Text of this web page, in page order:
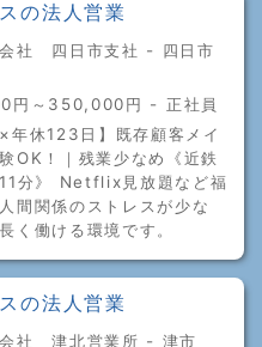
の法人営業
会社 四日市支社 - 四日市
円～350,000円 - 正社員
×年休123日】既存顧客メイ
OK！｜残業少なめ《近鉄
分》 Netflix見放題など福
間関係のストレスが少な
く働ける環境です。
の法人営業
会社 津北営業所 - 津市